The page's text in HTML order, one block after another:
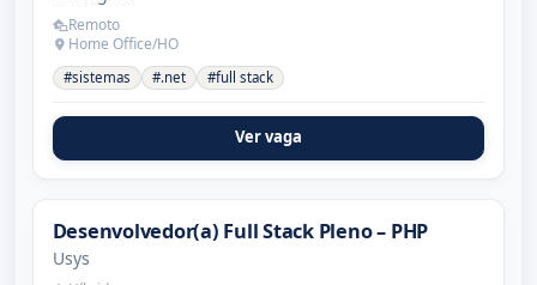
Remoto
Home Office/HO
#sistemas #.net #full stack
Ver vaga
Desenvolvedor(a) Full Stack Pleno – PHP
Usys